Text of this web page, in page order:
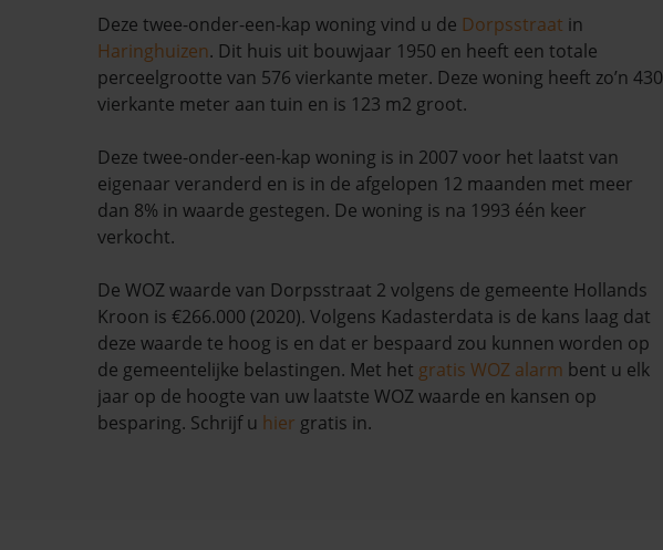
Deze twee-onder-een-kap woning vind u de Dorpsstraat in
Haringhuizen. Dit huis uit bouwjaar 1950 en heeft een totale
perceelgrootte van 576 vierkante meter. Deze woning heeft zo’n 430
vierkante meter aan tuin en is 123 m2 groot.
Deze twee-onder-een-kap woning is in 2007 voor het laatst van
eigenaar veranderd en is in de afgelopen 12 maanden met meer
dan 8% in waarde gestegen. De woning is na 1993 één keer
verkocht.
De WOZ waarde van Dorpsstraat 2 volgens de gemeente Hollands
Kroon is €266.000 (2020). Volgens Kadasterdata is de kans laag dat
deze waarde te hoog is en dat er bespaard zou kunnen worden op
de gemeentelijke belastingen. Met het gratis WOZ alarm bent u elk
jaar op de hoogte van uw laatste WOZ waarde en kansen op
besparing. Schrijf u hier gratis in.